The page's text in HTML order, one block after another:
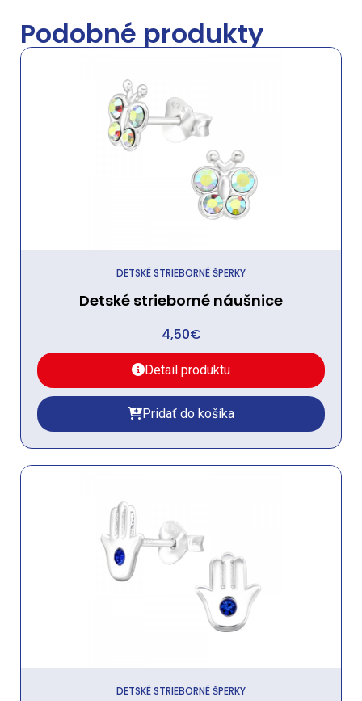
Podobné produkty
DETSKÉ STRIEBORNÉ ŠPERKY
Detské strieborné náušnice
4,50€
Detail produktu
Pridať do košíka
DETSKÉ STRIEBORNÉ ŠPERKY